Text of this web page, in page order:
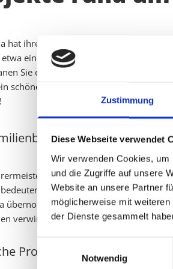
Zustimmung
Diese Webseite verwendet
Wir verwenden Cookies,
und die Zugriffe auf unsere
Website an unsere Partner
möglicherweise mit
der Dienste gesammelt
Notwendig
hat ihren Sitz auf dem Lande - im
ein Bü­ro­ge­bäu­de oder ein
Sie einen Neu­bau in Warm­sen
schö­nes neues Ge­bäu­de auf­fällt,
mit
Heinrich Knost und seine
Firma angewachsen war,
übernommen, die nun noch mehr
verwirklicht, und sie hat sich einen
Projekte - und was ist